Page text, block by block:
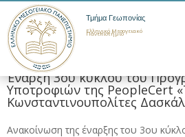
Τμήμα Γεωπονίας
Ελληνικό Μεσογειακό
Πανεπιστήμιο
Έναρξη 3ου κύκλου του
Υποτροφιών της PeopleCert
Κωνσταντινουπολίτες
Ανακοίνωση της έναρξης του 3ου